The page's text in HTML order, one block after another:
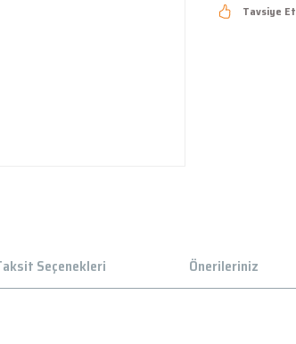
Tavsiye Et
Seçenekleri Önerileriniz